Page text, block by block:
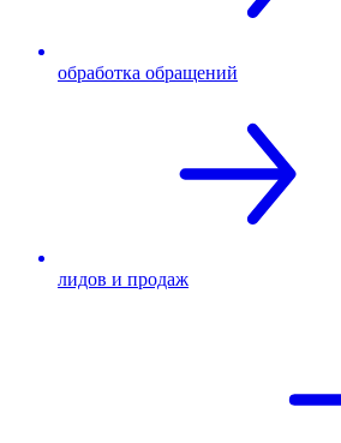
обработка обращений
лидов и продаж